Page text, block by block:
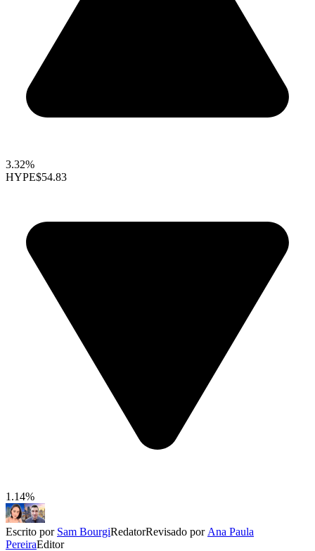
3.32%
HYPE$54.83
1.14%
Escrito por Sam BourgiRedatorRevisado por Ana Paula
PereiraEditor